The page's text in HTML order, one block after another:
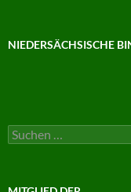
NIEDERSÄCHSISCHE
Suchen
nach: